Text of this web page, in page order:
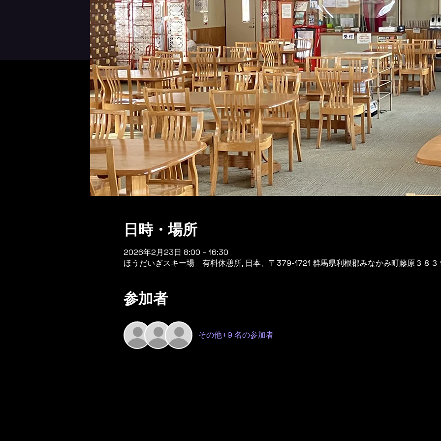
日時・場所
2026年2月23日 8:00 – 16:30
ほうだいぎスキー場 有料休憩所, 日本、〒379-1721 群馬県利根郡みなかみ町藤原３８３
参加者
その他+9 名の参加者